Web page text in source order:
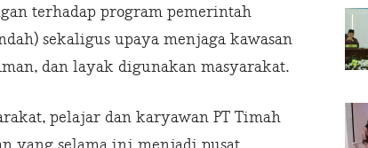
terhadap program pemerintah
sekaligus upaya menjaga kawasan
dan layak digunakan masyarakat.
pelajar dan karyawan PT Timah